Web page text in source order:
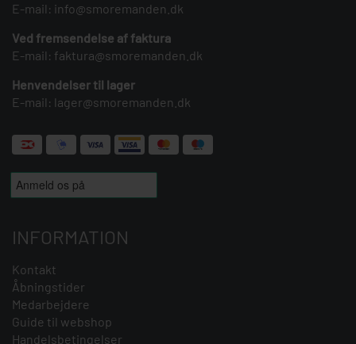
E-mail: info@smoremanden.dk
Ved fremsendelse af faktura
E-mail: faktura@smoremanden.dk
Henvendelser til lager
E-mail: lager@smoremanden.dk
INFORMATION
Kontakt
Åbningstider
Medarbejdere
Guide til webshop
Handelsbetingelser